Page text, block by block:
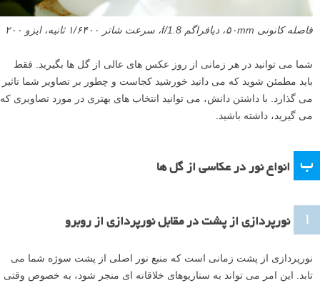
فاصله کانونی ۵۰mm، دیافراگم f/1.8، سرعت شاتر ۱/۶۴۰۰ ثانیه، ایزو ۲۰۰
شما می توانید در هر زمانی از روز عکس های عالی از گل ها بگیرید. فقط
باید مطمئن شوید که می دانید خورشید کجاست و چطور بر تصاویر شما تاثیر
می گذارد. با داشتن دانش، می توانید انتخاب های بهتری در مورد تصاویری که
می گیرید، داشته باشید.
ب انواع نور در عکاسی از گل ها
۱ نورپردازی از پشت در مقابل نورپردازی از روبرو
نورپردازی از پشت زمانی است که منبع نور اصلی از پشت سوژه شما می
تابد. این امر می تواند به سناریوهای خلاقانه ای منجر شود، به خصوص وقتی